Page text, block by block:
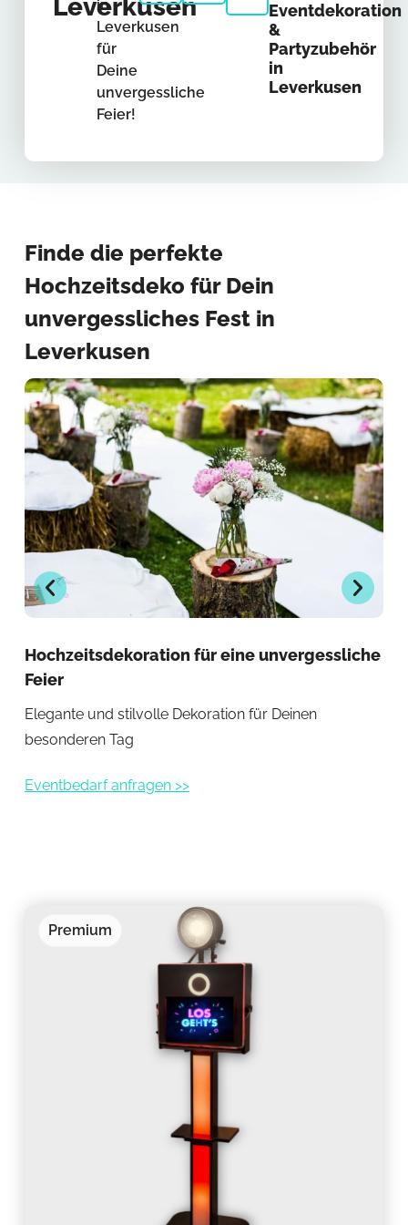
Leverkusen
in
Leverkusen
für
Deine
unvergessliche
Feier!
Eventdekoration
&
Partyzubehör
in
Leverkusen
Finde die perfekte
Hochzeitsdeko für Dein
unvergessliches Fest in
Leverkusen
Hochzeitsdekoration für eine unvergessliche
Feier
Elegante und stilvolle Dekoration für Deinen
besonderen Tag
Eventbedarf anfragen >>
Premium